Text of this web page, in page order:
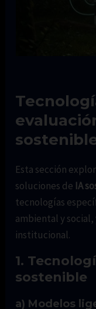
Esta sección
soluciones de IA
tecnologías
ambiental y
institucional.
1.
sostenible
a) Modelos